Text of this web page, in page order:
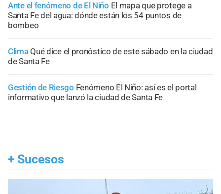
Ante el fenómeno de El Niño El mapa que protege a
Santa Fe del agua: dónde están los 54 puntos de
bombeo
Clima Qué dice el pronóstico de este sábado en la ciudad
de Santa Fe
Gestión de Riesgo Fenómeno El Niño: así es el portal
informativo que lanzó la ciudad de Santa Fe
+ Sucesos